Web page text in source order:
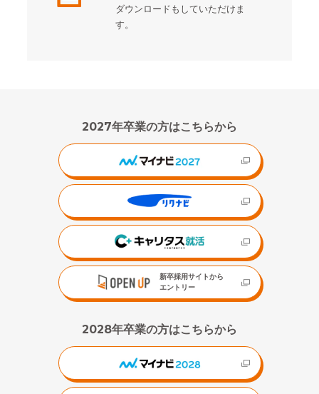
ダウンロードもしていただけま
す。
2027年卒業の方はこちらから
新卒採用サイトから
エントリー
2028年卒業の方はこちらから